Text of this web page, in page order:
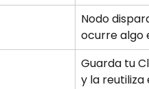
Nodo
ocurre algo
Guarda tu
y la reutiliza